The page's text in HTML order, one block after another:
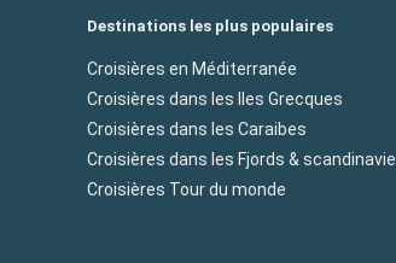
Destinations les plus populaires
Croisières en Méditerranée
Croisières dans les Iles Grecques
Croisières dans les Caraibes
Croisières dans les Fjords & scandinavie
Croisières Tour du monde